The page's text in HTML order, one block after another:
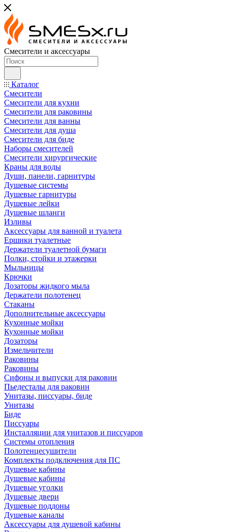
Смесители и аксессуары
Каталог
Смесители
Смесители для кухни
Смесители для раковины
Смесители для ванны
Смесители для душа
Смесители для биде
Наборы смесителей
Смесители хирургические
Краны для воды
Души, панели, гарнитуры
Душевые системы
Душевые гарнитуры
Душевые лейки
Душевые шланги
Изливы
Аксессуары для ванной и туалета
Ершики туалетные
Держатели туалетной бумаги
Полки, стойки и этажерки
Мыльницы
Крючки
Дозаторы жидкого мыла
Держатели полотенец
Стаканы
Дополнительные аксессуары
Кухонные мойки
Кухонные мойки
Дозаторы
Измельчители
Раковины
Раковины
Сифоны и выпуски для раковин
Пьедесталы для раковин
Унитазы, писсуары, биде
Унитазы
Биде
Писсуары
Инсталляции для унитазов и писсуаров
Системы отопления
Полотенцесушители
Комплекты подключения для ПС
Душевые кабины
Душевые кабины
Душевые уголки
Душевые двери
Душевые поддоны
Душевые каналы
Аксессуары для душевой кабины